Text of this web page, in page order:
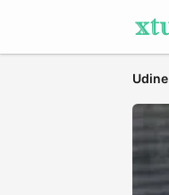
Udine